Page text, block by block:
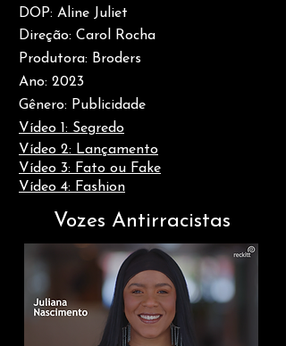
DOP: Aline Juliet
Direção: Carol Rocha
Produtora: Broders
Ano: 2023
Gênero: Publicidade
Vídeo 1: Segredo
Vídeo 2: Lançamento
​Vídeo 3: Fato ou Fake
​Vídeo 4: Fashion
Vozes Antirracistas